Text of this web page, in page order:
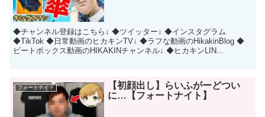
◆チャンネル登録はこちら↓ ◆ツイッター↓ ◆インスタグラム
◆TikTok ◆日常動画のヒカキンTV↓ ◆ラフな動画のHikakinBlog ◆
ビートボックス動画のHIKAKINチャンネル↓ ◆ヒカキンLIN...
フォートナイト
【初顔出し】らいふがーどつい
に…【フォートナイト】